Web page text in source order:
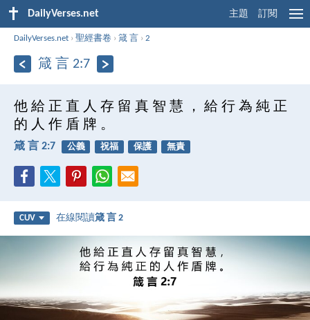
DailyVerses.net 主題 訂閱
DailyVerses.net ›聖經書卷 ›箴 言 ›2
箴 言 2:7
他 給 正 直 人 存 留 真 智 慧 ， 給 行 為 純 正
的 人 作 盾 牌 。
箴 言 2:7 公義 祝福 保護 無責
CUV 在線閱讀箴 言 2